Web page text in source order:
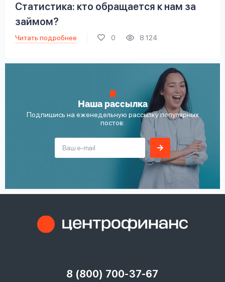
Статистика: кто обращается к нам за
займом?
Читать подробнее 0 8 124
Наша рассылка
Подпишись на еженедельную рассылку популярных
постов:
8 (800) 700-37-67